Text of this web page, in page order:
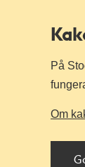
På
Om